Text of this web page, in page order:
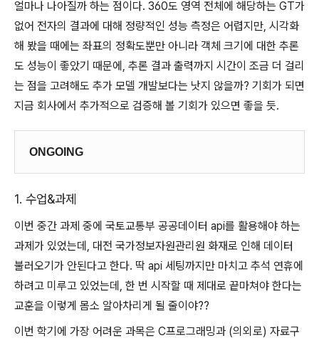
얼마나 나아질까 하는 점이다. 360도 영역 전체에 해당하는 GT가
없어 전자의 결과에 대해 정량적인 성능 측정은 어렵지만, 시각화
해 봤을 때에는 좌표의 정확도뿐만 아니라 객체 크기에 대한 추론
도 성능이 좋았기 때문에, 추론 결과 출력까지 시간이 조금 더 걸리
는 점을 고려해도 추가 모델 개발보다는 낫지 않을까? 기회가 되면
지금 회사에서 추가적으로 검증해 볼 기회가 있으면 좋을 듯.
ONGOING
1. 수업&과제
이번 중간 과제 중에 국토교통부 공공데이터 api를 활용해야 하는
과제가 있었는데, 대전 국가정보자원관리원 화재로 인해 데이터
불러오기가 안된다고 한다. 딱 api 세팅까지만 마치고 추석 연휴에
하려고 미루고 있었는데, 한 번 시작할 때 제대로 끝마쳐야 한다는
교훈을 이렇게 몸소 알아차리게 될 줄이야??
이번 학기에 가장 어려운 과목은 C프로그래밍과 (의외로) 자료구